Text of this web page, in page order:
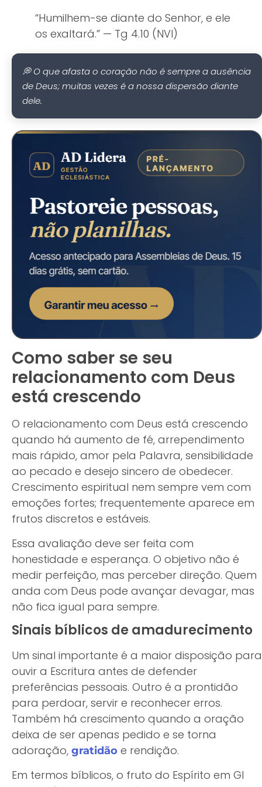
“Humilhem-se diante do Senhor, e ele
os exaltará.” — Tg 4.10 (NVI)
💭 O que afasta o coração não é sempre a ausência
de Deus; muitas vezes é a nossa dispersão diante
dele.
Como saber se seu
relacionamento com Deus
está crescendo
O relacionamento com Deus está crescendo
quando há aumento de fé, arrependimento
mais rápido, amor pela Palavra, sensibilidade
ao pecado e desejo sincero de obedecer.
Crescimento espiritual nem sempre vem com
emoções fortes; frequentemente aparece em
frutos discretos e estáveis.
Essa avaliação deve ser feita com
honestidade e esperança. O objetivo não é
medir perfeição, mas perceber direção. Quem
anda com Deus pode avançar devagar, mas
não fica igual para sempre.
Sinais bíblicos de amadurecimento
Um sinal importante é a maior disposição para
ouvir a Escritura antes de defender
preferências pessoais. Outro é a prontidão
para perdoar, servir e reconhecer erros.
Também há crescimento quando a oração
deixa de ser apenas pedido e se torna
adoração, gratidão e rendição.
Em termos bíblicos, o fruto do Espírito em Gl